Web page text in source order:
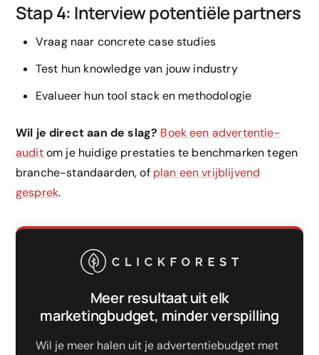
Stap 4: Interview potentiële partners
Vraag naar concrete case studies
Test hun knowledge van jouw industry
Evalueer hun tool stack en methodologie
Wil je direct aan de slag? Boek een advertentie-
auditom je huidige prestaties te benchmarken tegen
branche-standaarden, of plan een vrijblijvend
gesprek.
Meer resultaat uit elk
marketingbudget, minder verspilling
Wil je meer halen uit je advertentiebudget met